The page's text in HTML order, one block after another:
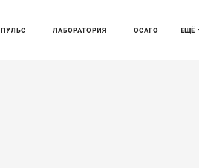
ЕЩЁ
ПУЛЬС ЛАБОРАТОРИЯ ОСАГО